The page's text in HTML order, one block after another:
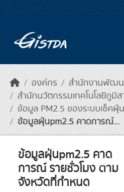
องค์กร
สำนักงานพัฒน
สำนักนวัตกรรมเทคโนโลยีภูมิส
ข้อมูล PM2.5 ของระบบเช็คฝุ่น
ข้อมูลฝุ่นpm2.5 คาดการณ์...
ข้อมูลฝุ่นpm2.5 คาด
การณ์ รายชั่วโมง ตาม
จังหวัดที่กำหนด